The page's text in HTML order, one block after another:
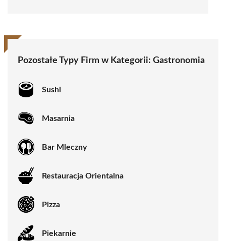
Pozostałe Typy Firm w Kategorii: Gastronomia
Sushi
Masarnia
Bar Mleczny
Restauracja Orientalna
Pizza
Piekarnie